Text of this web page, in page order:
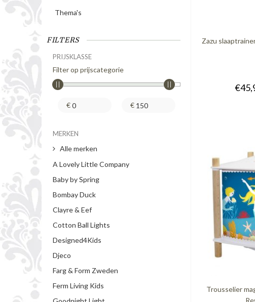
Thema's
FILTERS
PRIJSKLASSE
Filter op prijscategorie
€ €
MERKEN
Alle merken
A Lovely Little Company
Baby by Spring
Bombay Duck
Clayre & Eef
Cotton Ball Lights
Designed4Kids
Djeco
Farg & Form Zweden
Ferm Living Kids
Zazu
Trousselier